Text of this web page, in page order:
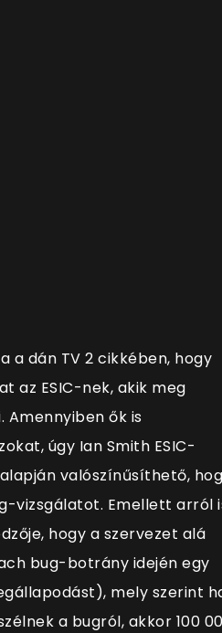
a dán TV 2 cikkében, hogy
az ESIC-nek, akik meg
Amennyiben ők is
úgy Ian Smith ESIC-
valószínűsíthető,
vizsgálatot. Emellett arról
hogy a szervezet alá
bug-botrány idején egy
mely szerint
a bugról, akkor 100